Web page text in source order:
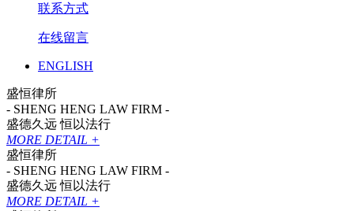
联系方式
在线留言
ENGLISH
盛恒律所
- SHENG HENG LAW FIRM -
盛德久远 恒以法行
MORE DETAIL +
盛恒律所
- SHENG HENG LAW FIRM -
盛德久远 恒以法行
MORE DETAIL +